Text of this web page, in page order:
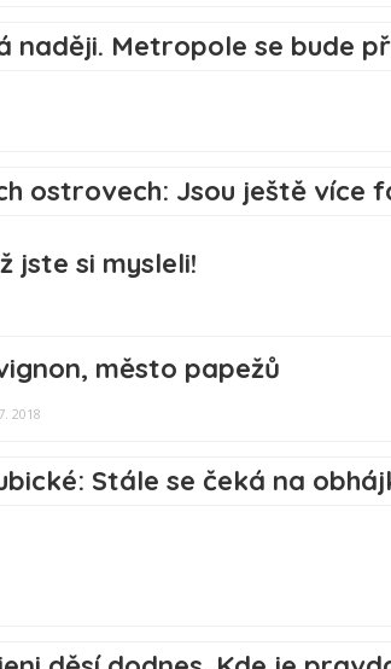
jste si mysleli!
město papežů
2018